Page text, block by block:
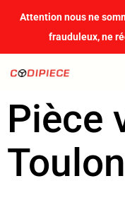
principal
Attention nous ne
frauduleux, ne
Pièce
Toulon